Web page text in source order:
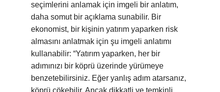
seçimlerini anlamak için imgeli bir anlatım,
daha somut bir açıklama sunabilir. Bir
ekonomist, bir kişinin yatırım yaparken risk
almasını anlatmak için şu imgeli anlatımı
kullanabilir: “Yatırım yaparken, her bir
adımınızı bir köprü üzerinde yürümeye
benzetebilirsiniz. Eğer yanlış adım atarsanız,
köprü çökebilir. Ancak dikkatli ve temkinli